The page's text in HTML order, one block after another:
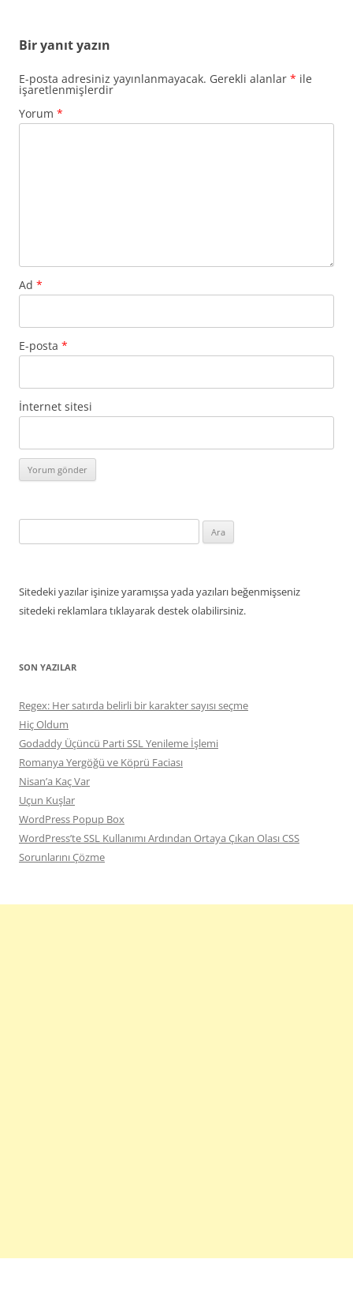
Bir yanıt yazın
E-posta adresiniz yayınlanmayacak. Gerekli alanlar * ile
işaretlenmişlerdir
Yorum *
Ad *
E-posta *
İnternet sitesi
Sitedeki yazılar işinize yaramışsa yada yazıları beğenmişseniz
sitedeki reklamlara tıklayarak destek olabilirsiniz.
SON YAZILAR
Regex: Her satırda belirli bir karakter sayısı seçme
Hiç Oldum
Godaddy Üçüncü Parti SSL Yenileme İşlemi
Romanya Yergöğü ve Köprü Faciası
Nisan’a Kaç Var
Uçun Kuşlar
WordPress Popup Box
WordPress’te SSL Kullanımı Ardından Ortaya Çıkan Olası CSS
Sorunlarını Çözme